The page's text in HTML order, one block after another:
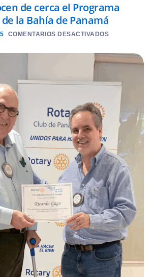
de cerca el Programa
la Bahía de Panamá
COMENTARIOS DESACTIVADOS